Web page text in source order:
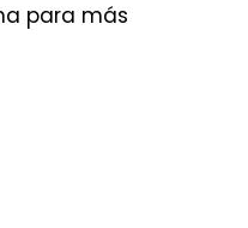
para más